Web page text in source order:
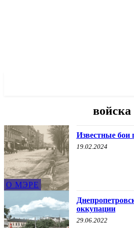
войска
О МЭРЕ
Известные бои
19.02.2024
оккупации
29.06.2022